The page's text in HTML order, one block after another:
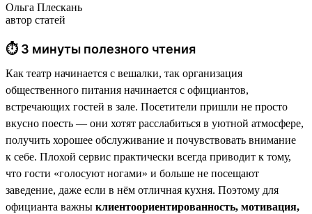
Ольга Плескань
автор статей
⏱ 3 минуты полезного чтения
Как театр начинается с вешалки, так организация
общественного питания начинается с официантов,
встречающих гостей в зале. Посетители пришли не просто
вкусно поесть — они хотят расслабиться в уютной атмосфере,
получить хорошее обслуживание и почувствовать внимание
к себе. Плохой сервис практически всегда приводит к тому,
что гости «голосуют ногами» и больше не посещают
заведение, даже если в нём отличная кухня. Поэтому для
официанта важны клиентоориентированность, мотивация,